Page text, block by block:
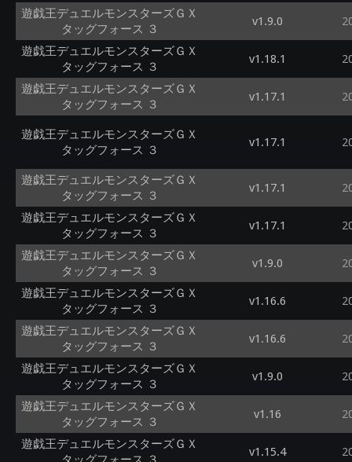
遊戯王デュエルモンスターズＧＸ
タッグフォース ３
v1.9.0
遊戯王デュエルモンスターズＧＸ
タッグフォース ３
v1.18.1
遊戯王デュエルモンスターズＧＸ
タッグフォース ３
v1.17.1
遊戯王デュエルモンスターズＧＸ
タッグフォース ３
v1.17.1
遊戯王デュエルモンスターズＧＸ
タッグフォース ３
v1.17.1
遊戯王デュエルモンスターズＧＸ
タッグフォース ３
v1.17.1
遊戯王デュエルモンスターズＧＸ
タッグフォース ３
v1.9.0
遊戯王デュエルモンスターズＧＸ
タッグフォース ３
v1.16.6
遊戯王デュエルモンスターズＧＸ
タッグフォース ３
v1.16.6
遊戯王デュエルモンスターズＧＸ
タッグフォース ３
v1.9.0
遊戯王デュエルモンスターズＧＸ
タッグフォース ３
v1.16
遊戯王デュエルモンスターズＧＸ
v1.15.4